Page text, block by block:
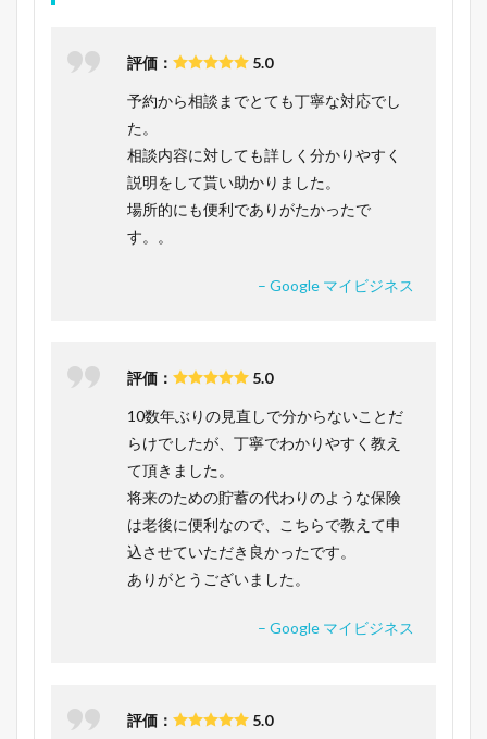
評価： 5.0
予約から相談までとても丁寧な対応でし
た。
相談内容に対しても詳しく分かりやすく
説明をして貰い助かりました。
場所的にも便利でありがたかったで
す。。
– Google マイビジネス
評価： 5.0
10数年ぶりの見直しで分からないことだ
らけでしたが、丁寧でわかりやすく教え
て頂きました。
将来のための貯蓄の代わりのような保険
は老後に便利なので、こちらで教えて申
込させていただき良かったです。
ありがとうございました。
– Google マイビジネス
評価： 5.0